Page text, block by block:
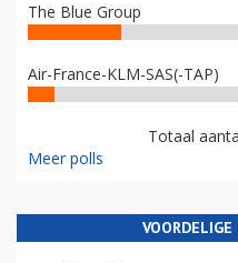
The Blue Group
Air-France-KLM-SAS(-TAP)
Totaal
Meer polls